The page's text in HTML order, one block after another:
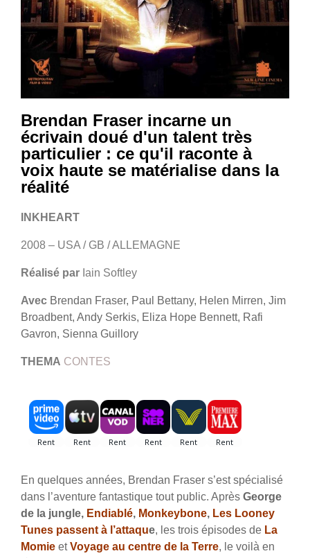
Brendan Fraser incarne un
écrivain doué d'un talent très
particulier : ce qu'il raconte à
voix haute se matérialise dans la
réalité
INKHEART
2008 – USA / GB / ALLEMAGNE
Réalisé par Iain Softley
Avec Brendan Fraser, Paul Bettany, Helen Mirren, Jim
Broadbent, Andy Serkis, Eliza Hope Bennett, Rafi
Gavron, Sienna Guillory
THEMA CONTES
En quelques années, Brendan Fraser s’est spécialisé
dans l’aventure fantastique tout public. Après George
de la jungle, Endiablé, Monkeybone, Les Looney
Tunes passent à l’attaque, les trois épisodes de La
Momie etVoyage au centre de la Terre, le voilà en